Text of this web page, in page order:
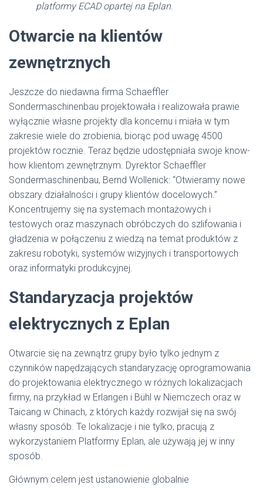
platformy ECAD opartej na Eplan.
Otwarcie na klientów
zewnętrznych
Jeszcze do niedawna firma Schaeffler
Sondermaschinenbau projektowała i realizowała prawie
wyłącznie własne projekty dla koncernu i miała w tym
zakresie wiele do zrobienia, biorąc pod uwagę 4500
projektów rocznie. Teraz będzie udostępniała swoje know-
how klientom zewnętrznym. Dyrektor Schaeffler
Sondermaschinenbau, Bernd Wollenick: “Otwieramy nowe
obszary działalności i grupy klientów docelowych.”
Koncentrujemy się na systemach montażowych i
testowych oraz maszynach obróbczych do szlifowania i
gładzenia w połączeniu z wiedzą na temat produktów z
zakresu robotyki, systemów wizyjnych i transportowych
oraz informatyki produkcyjnej.
Standaryzacja projektów
elektrycznych z Eplan
Otwarcie się na zewnątrz grupy było tylko jednym z
czynników napędzających standaryzację oprogramowania
do projektowania elektrycznego w różnych lokalizacjach
firmy, na przykład w Erlangen i Bühl w Niemczech oraz w
Taicang w Chinach, z których każdy rozwijał się na swój
własny sposób. Te lokalizacje i nie tylko, pracują z
wykorzystaniem Platformy Eplan, ale używają jej w inny
sposób.
Głównym celem jest ustanowienie globalnie